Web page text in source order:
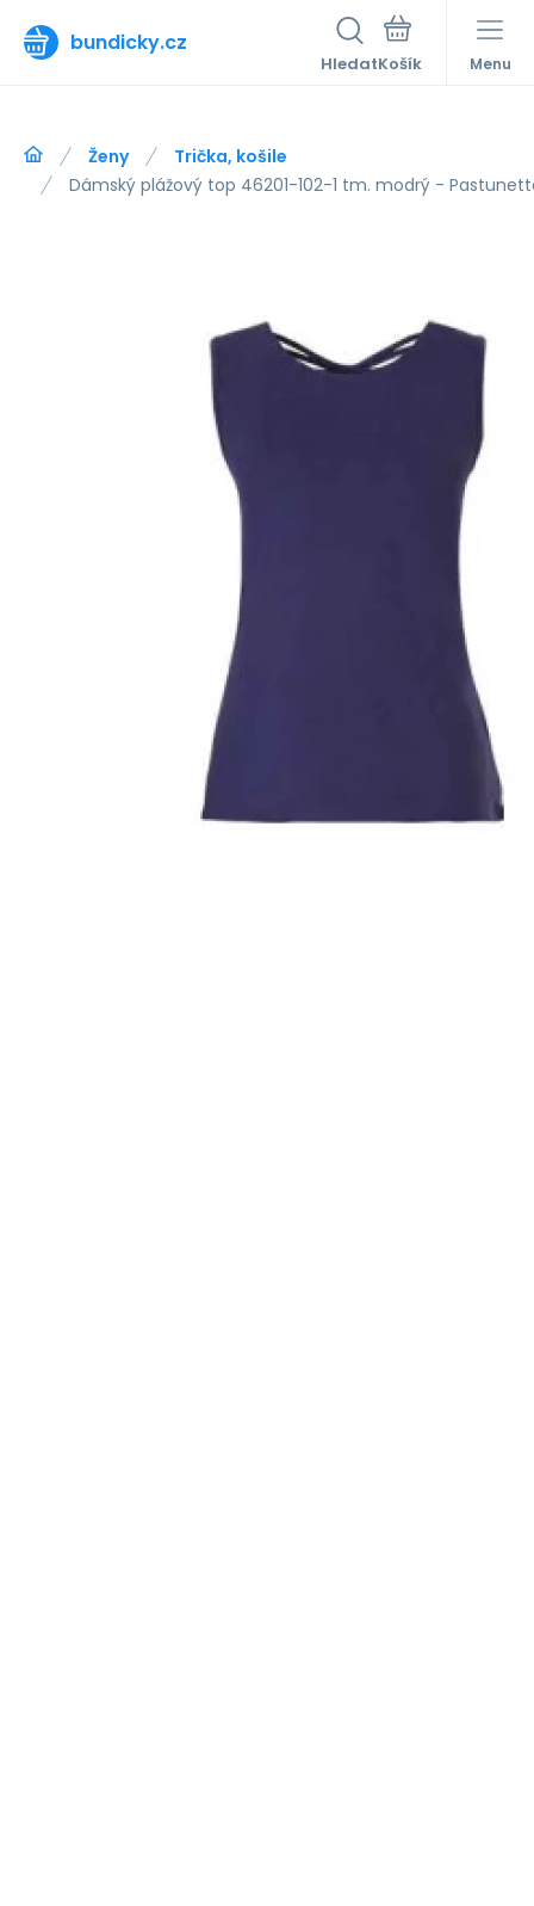
bundicky.cz
Hledat Menu
Ženy
Trička, košile
Dámský plážový top 46201-102-1 tm. modrý -